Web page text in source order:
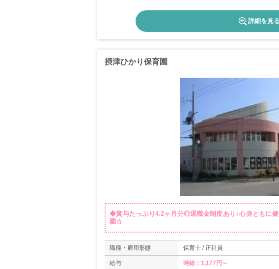
詳細を見る
摂津ひかり保育園
◆賞与たっぷり4.2ヶ月分◎退職金制度あり♪心身ともに
園☆
職種・雇用形態 保育士 / 正社員
給与 時給：1,177円～